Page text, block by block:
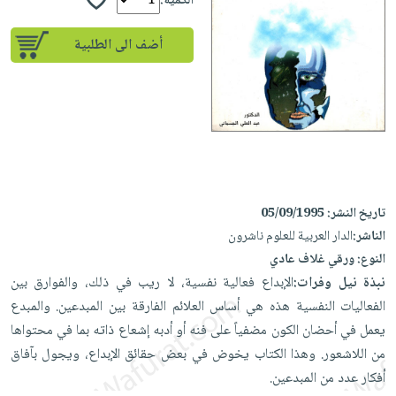
إختياراتنا
كتب
صندوق
القراءة
iKitab
أسئلة
يتكرر
iKitab
على
Android
تحميل
iKitab
على
Apple
يتكرر
تحميل
masmu3
على
masmu3
على
Apple
المواضيع
الأكثر
وسائل
تعليمية
جوائز
الشخصية
جديد
أجهزة
العناية
الشخصية
العناية
وتصفيف
الشعر
العناية
بالجسم
المطبخ
والسفرة
الكل
أواني
الطهي
أدوات
متجر
الهدايا
أقسام
أضف الى الطلبية
تاريخ النشر:05/09/1995
الناشر:الدار العربية للعلوم ناشرون
النوع:ورقي غلاف عادي
نبذة نيل وفرات:الإبداع فعالية نفسية، لا ريب في ذلك، والفوارق بين
الفعاليات النفسية هذه هي أساس العلائم الفارقة بين المبدعين. والمبدع
يعمل في أحضان الكون مضفياً على فنه أو أدبه إشعاع ذاته بما في محتواها
من اللاشعور. وهذا الكتاب يخوض في بعض حقائق الإبداع، ويجول بآفاق
أفكار عدد من المبدعين.